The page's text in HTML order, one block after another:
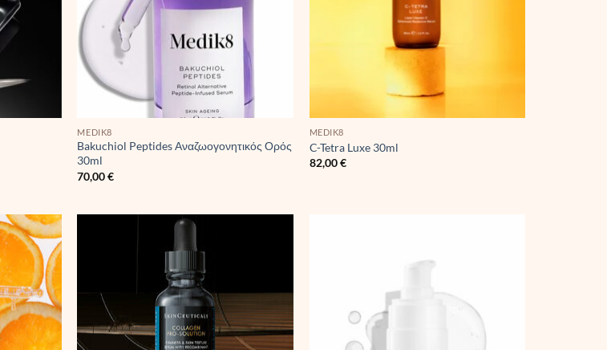
MEDIK8
Bakuchiol Peptides Αναζωογονητικός Ορός
30ml
70,00€
MEDIK8
C-Tetra Luxe 30ml
82,00€